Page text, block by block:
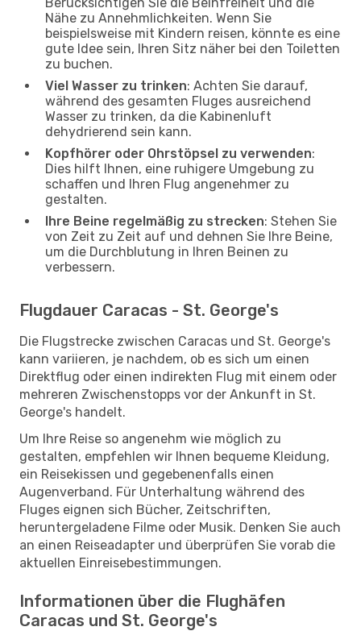
Nähe zu Annehmlichkeiten. Wenn Sie
beispielsweise mit Kindern reisen, könnte es eine
gute Idee sein, Ihren Sitz näher bei den Toiletten
zu buchen.
Viel Wasser zu trinken: Achten Sie darauf,
während des gesamten Fluges ausreichend
Wasser zu trinken, da die Kabinenluft
dehydrierend sein kann.
Kopfhörer oder Ohrstöpsel zu verwenden:
Dies hilft Ihnen, eine ruhigere Umgebung zu
schaffen und Ihren Flug angenehmer zu
gestalten.
Ihre Beine regelmäßig zu strecken: Stehen Sie
von Zeit zu Zeit auf und dehnen Sie Ihre Beine,
um die Durchblutung in Ihren Beinen zu
verbessern.
Flugdauer Caracas - St. George's
Die Flugstrecke zwischen Caracas und St. George's
kann variieren, je nachdem, ob es sich um einen
Direktflug oder einen indirekten Flug mit einem oder
mehreren Zwischenstopps vor der Ankunft in St.
George's handelt.
Um Ihre Reise so angenehm wie möglich zu
gestalten, empfehlen wir Ihnen bequeme Kleidung,
ein Reisekissen und gegebenenfalls einen
Augenverband. Für Unterhaltung während des
Fluges eignen sich Bücher, Zeitschriften,
heruntergeladene Filme oder Musik. Denken Sie auch
an einen Reiseadapter und überprüfen Sie vorab die
aktuellen Einreisebestimmungen.
Informationen über die Flughäfen
Caracas und St. George's